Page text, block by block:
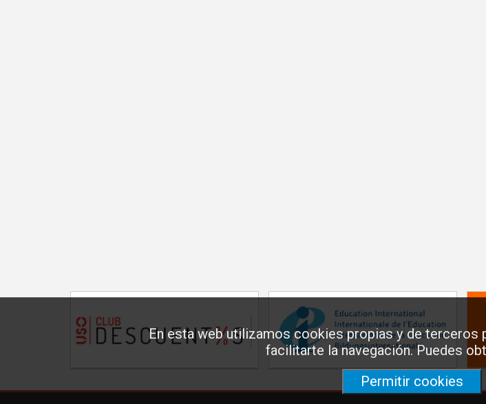
En esta web utilizamos cookies propias y de
facilitarte la navegación. Puedes
Permitir cookies